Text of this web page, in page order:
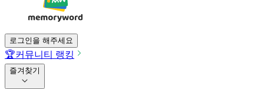
로그인을 해주세요
🏆커뮤니티 랭킹
즐겨찾기